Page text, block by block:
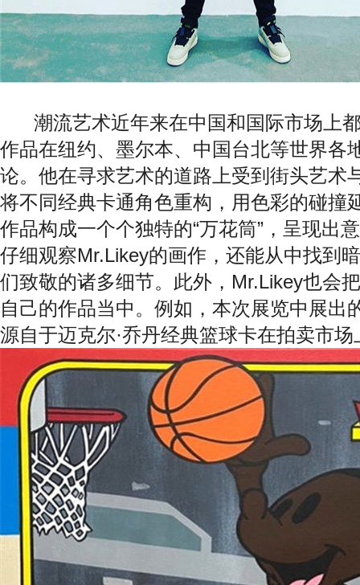
潮流艺术近年来在中国和国际市场上
作品在纽约、墨尔本、中国台北等世界各
论。他在寻求艺术的道路上受到街头艺术
将不同经典卡通角色重构，用色彩的碰撞
作品构成一个个独特的“万花筒”，呈现出
仔细观察Mr.Likey的画作，还能从中找到
们致敬的诸多细节。此外，Mr.Likey也会
自己的作品当中。例如，本次展览中展出
源自于迈克尔·乔丹经典篮球卡在拍卖市